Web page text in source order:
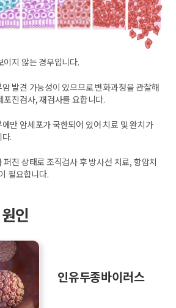
이지 않는 경우입니다.
발견 가능성이 있으므로 변화과정을 관찰해
포진검사, 재검사를 요합니다.
만 암세포가 국한되어 있어 치료 및 완치가
.
퍼진 상태로 조직검사 후 방사선 치료, 항암치
필요합니다.
인
인유두종바이러스